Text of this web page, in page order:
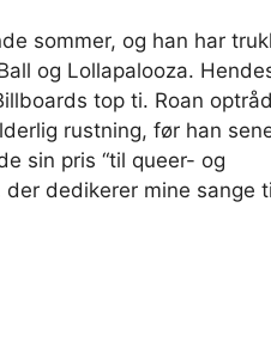
sommer, og han har
og Lollapalooza.
top ti. Roan
rustning, før han
sin pris “til queer- og
dedikerer mine sange